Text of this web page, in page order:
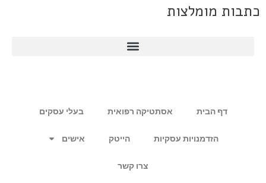
כתבות מומלצות
דף הבית אסתטיקה רפואית בעלי עסקים
הזדמנויות עסקיות הייטק אישים
צרו קשר